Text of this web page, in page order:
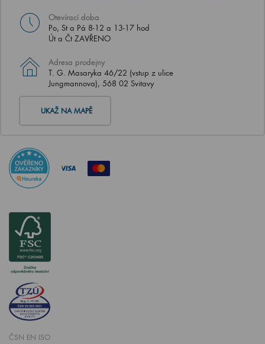
Otevírací doba
Po, St a Pá 8-12 a 13-17 hod
Út a Čt ZAVŘENO
Adresa prodejny
T. G. Masaryka 46/22 (vstup z ulice
Jungmannova), 568 02 Svitavy
UKAŽ NA MAPĚ
ČSN EN ISO